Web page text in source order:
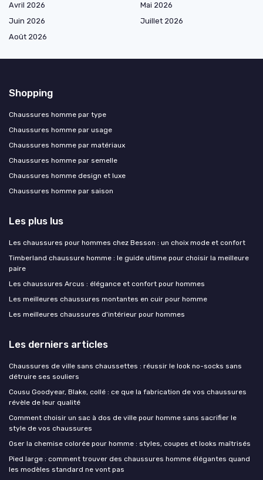
Avril 2026
Mai 2026
Juin 2026
Juillet 2026
Août 2026
Shopping
Chaussures homme par type
Chaussures homme par usage
Chaussures homme par matériaux
Chaussures homme par semelle
Chaussures homme design et luxe
Chaussures homme par saison
Les plus lus
Les chaussures pour hommes chez Besson : un choix mode et confort
Timberland chaussure homme : le guide ultime pour choisir la meilleure
paire
Les chaussures Arcus : élégance et confort pour hommes
Les meilleures chaussures montantes en cuir pour homme
Les meilleures chaussures d'intérieur pour hommes
Les derniers articles
Chaussures de ville sans chaussettes : réussir le look no-socks sans
détruire ses souliers
Cousu Goodyear, Blake, collé : ce que la fabrication de vos chaussures
révèle de leur qualité
Comment choisir un sac à dos de ville pour homme sans sacrifier le
style de vos chaussures
Oser la chemise colorée pour homme : styles, coupes et looks maîtrisés
Pied large : comment trouver des chaussures homme élégantes quand
les modèles standard ne vont pas